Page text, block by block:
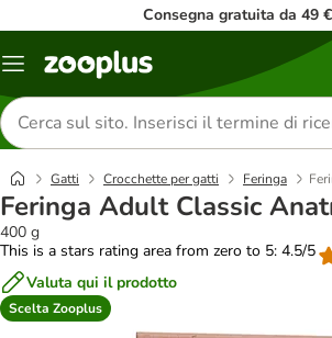
Consegna gratuita da 49
Overview
Cerca
prodotti
Gatti Crocchette per gatti Feringa
Feringa Adult Classic
400 g
This is a stars rating area from zero to 5: 4.5/5
Valuta qui il prodotto
Scelta Zooplus